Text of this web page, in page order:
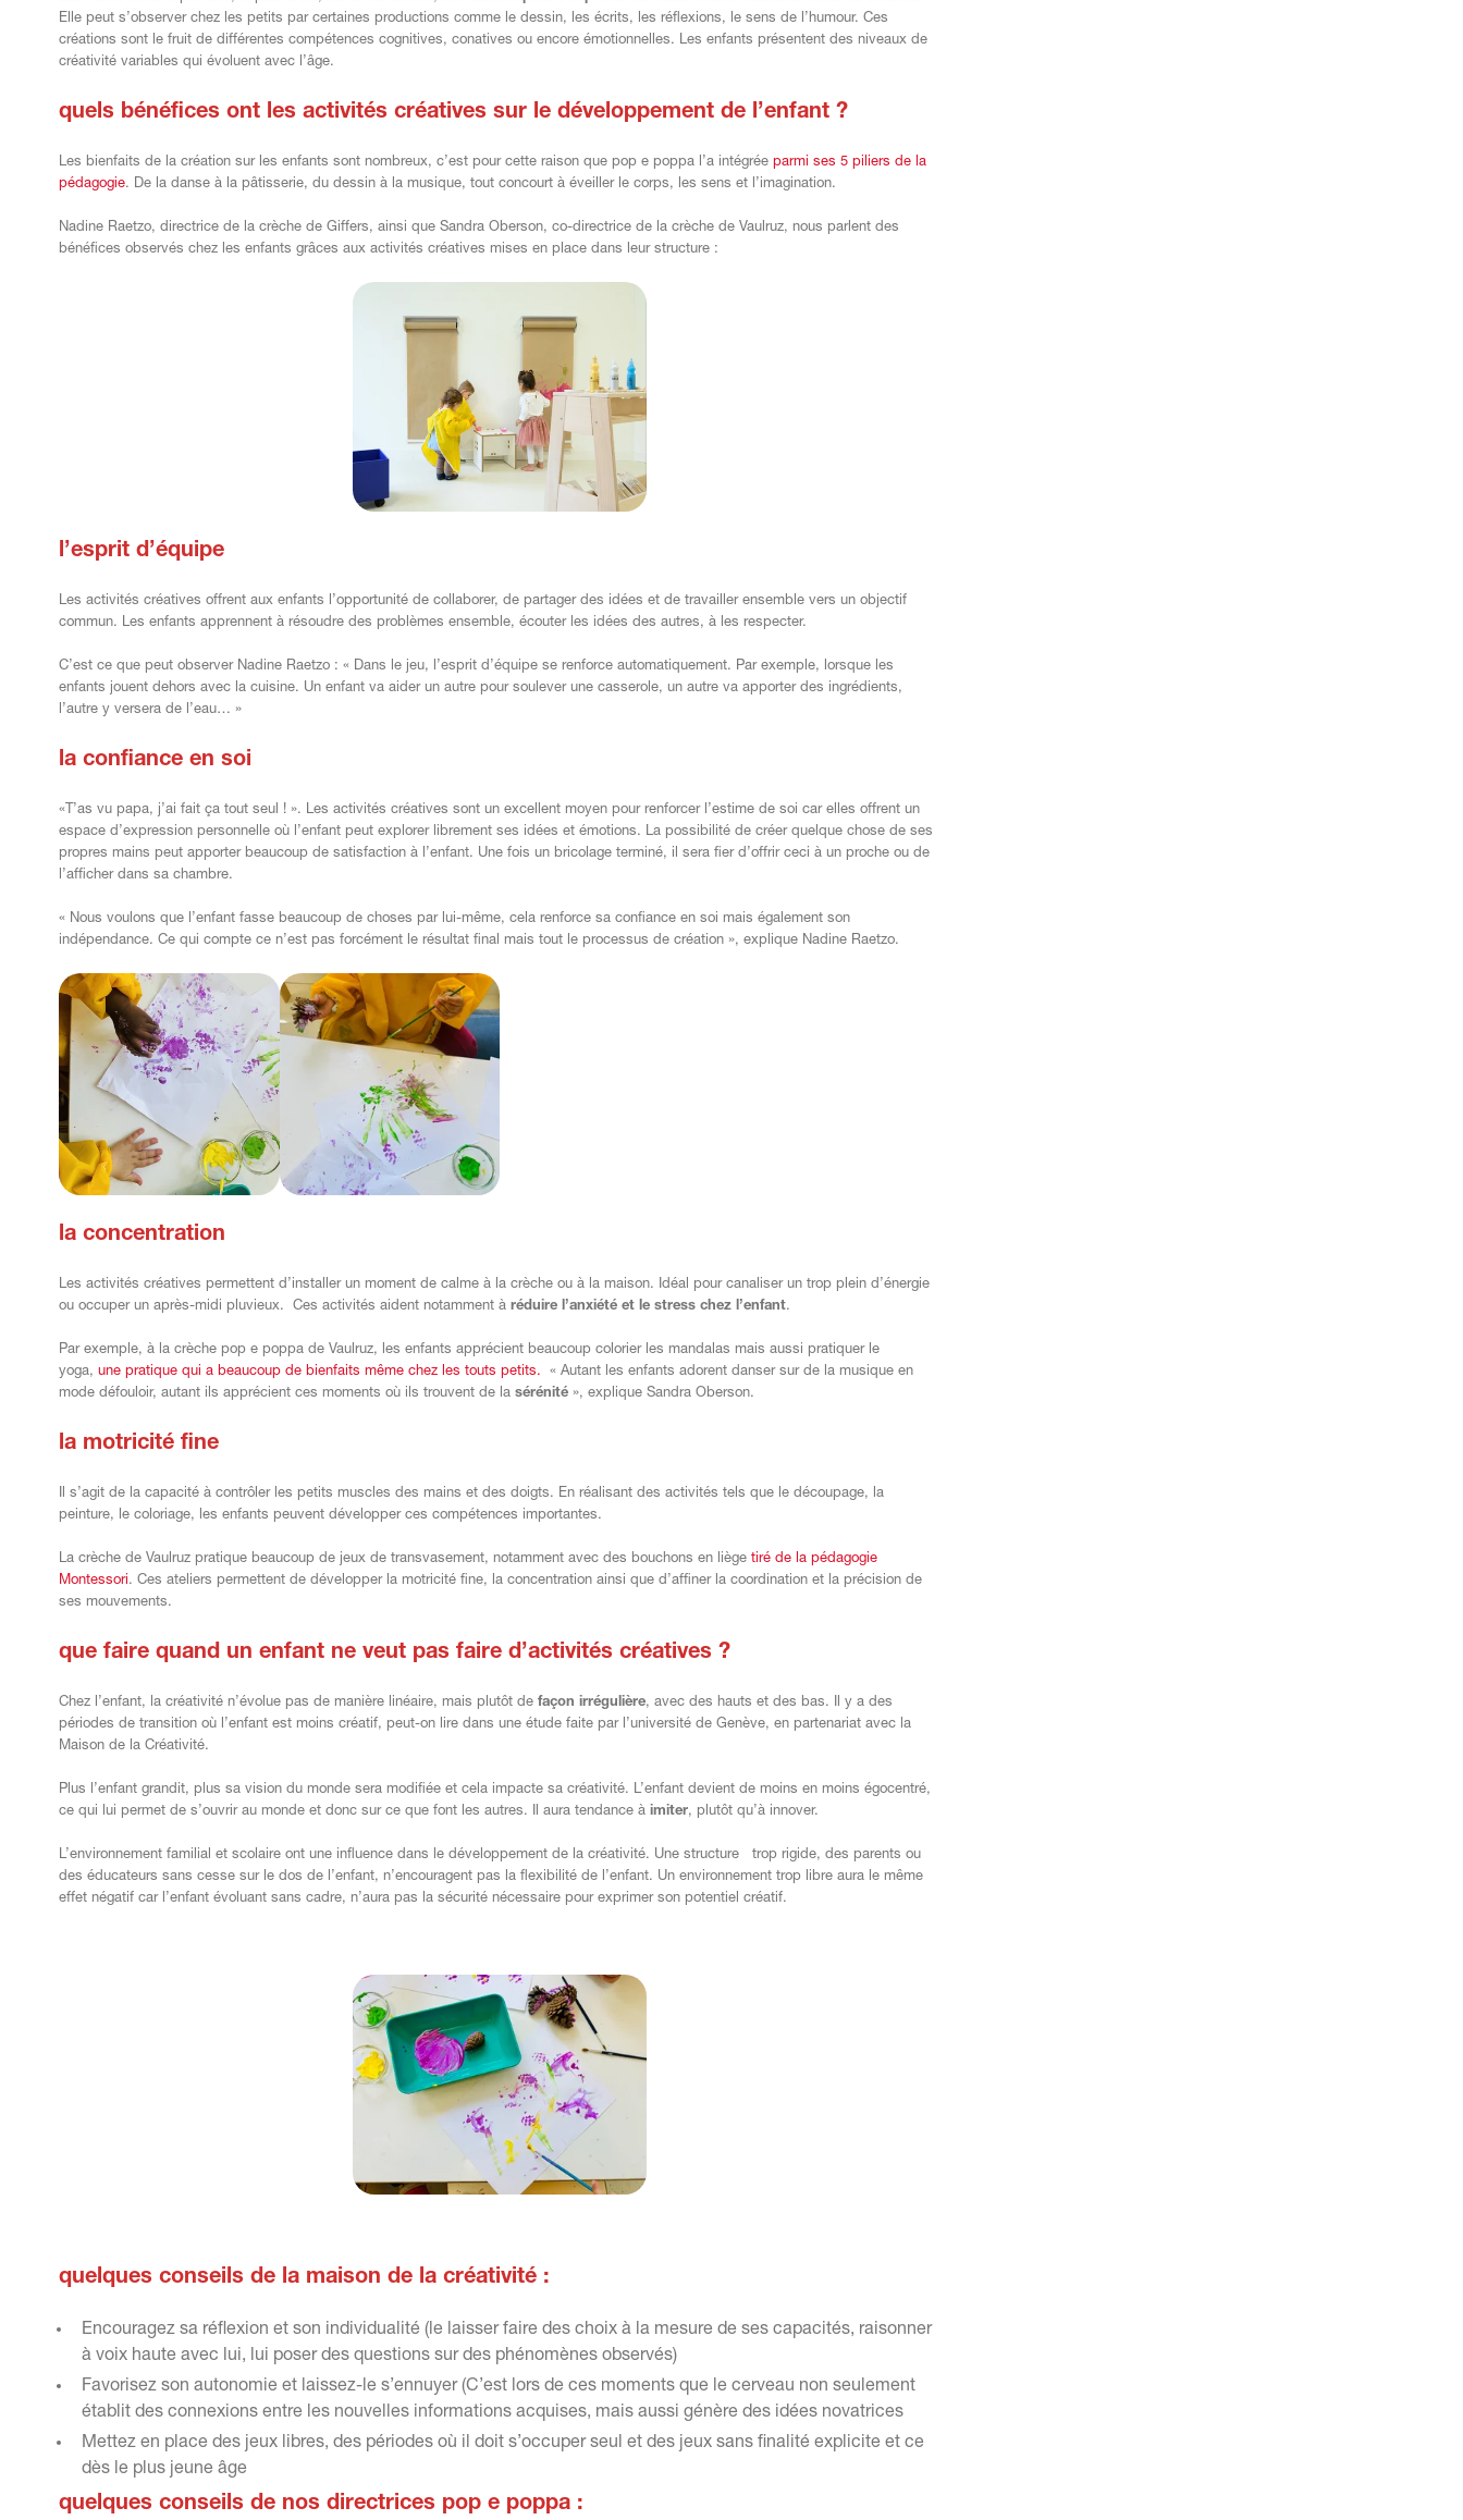
Elle peut s’observer chez les petits par certaines productions comme le dessin, les écrits, les réflexions, le sens de l’humour. Ces
créations sont le fruit de différentes compétences cognitives, conatives ou encore émotionnelles. Les enfants présentent des niveaux de
créativité variables qui évoluent avec l’âge.
quels bénéfices ont les activités créatives sur le développement de l’enfant ?
Les bienfaits de la création sur les enfants sont nombreux, c’est pour cette raison que pop e poppa l’a intégrée parmi ses 5 piliers de la
pédagogie. De la danse à la pâtisserie, du dessin à la musique, tout concourt à éveiller le corps, les sens et l’imagination.
Nadine Raetzo, directrice de la crèche de Giffers, ainsi que Sandra Oberson, co-directrice de la crèche de Vaulruz, nous parlent des
bénéfices observés chez les enfants grâces aux activités créatives mises en place dans leur structure :
l’esprit d’équipe
Les activités créatives offrent aux enfants l’opportunité de collaborer, de partager des idées et de travailler ensemble vers un objectif
commun. Les enfants apprennent à résoudre des problèmes ensemble, écouter les idées des autres, à les respecter.
C’est ce que peut observer Nadine Raetzo : « Dans le jeu, l’esprit d’équipe se renforce automatiquement. Par exemple, lorsque les
enfants jouent dehors avec la cuisine. Un enfant va aider un autre pour soulever une casserole, un autre va apporter des ingrédients,
l’autre y versera de l’eau… »
la confiance en soi
«T’as vu papa, j’ai fait ça tout seul ! ». Les activités créatives sont un excellent moyen pour renforcer l’estime de soi car elles offrent un
espace d’expression personnelle où l’enfant peut explorer librement ses idées et émotions. La possibilité de créer quelque chose de ses
propres mains peut apporter beaucoup de satisfaction à l’enfant. Une fois un bricolage terminé, il sera fier d’offrir ceci à un proche ou de
l’afficher dans sa chambre.
« Nous voulons que l’enfant fasse beaucoup de choses par lui-même, cela renforce sa confiance en soi mais également son
indépendance. Ce qui compte ce n’est pas forcément le résultat final mais tout le processus de création », explique Nadine Raetzo.
la concentration
Les activités créatives permettent d’installer un moment de calme à la crèche ou à la maison. Idéal pour canaliser un trop plein d’énergie
ou occuper un après-midi pluvieux. Ces activités aident notamment à réduire l’anxiété et le stress chez l’enfant.
Par exemple, à la crèche pop e poppa de Vaulruz, les enfants apprécient beaucoup colorier les mandalas mais aussi pratiquer le
yoga, une pratique qui a beaucoup de bienfaits même chez les touts petits.
« Autant les enfants adorent danser sur de la musique en
mode défouloir, autant ils apprécient ces moments où ils trouvent de la sérénité», explique Sandra Oberson.
la motricité fine
Il s’agit de la capacité à contrôler les petits muscles des mains et des doigts. En réalisant des activités tels que le découpage, la
peinture, le coloriage, les enfants peuvent développer ces compétences importantes.
La crèche de Vaulruz pratique beaucoup de jeux de transvasement, notamment avec des bouchons en liège tiré de la pédagogie
Montessori. Ces ateliers permettent de développer la motricité fine, la concentration ainsi que d’affiner la coordination et la précision de
ses mouvements.
que faire quand un enfant ne veut pas faire d’activités créatives ?
Chez l’enfant, la créativité n’évolue pas de manière linéaire, mais plutôt de façon irrégulière, avec des hauts et des bas. Il y a des
périodes de transition où l’enfant est moins créatif, peut-on lire dans une étude faite par l’université de Genève, en partenariat avec la
Maison de la Créativité.
Plus l’enfant grandit, plus sa vision du monde sera modifiée et cela impacte sa créativité. L’enfant devient de moins en moins égocentré,
ce qui lui permet de s’ouvrir au monde et donc sur ce que font les autres. Il aura tendance à imiter, plutôt qu’à innover.
L’environnement familial et scolaire ont une influence dans le développement de la créativité. Une structure trop rigide, des parents ou
des éducateurs sans cesse sur le dos de l’enfant, n’encouragent pas la flexibilité de l’enfant. Un environnement trop libre aura le même
effet négatif car l’enfant évoluant sans cadre, n’aura pas la sécurité nécessaire pour exprimer son potentiel créatif.
quelques conseils de la maison de la créativité :
Encouragez sa réflexion et son individualité (le laisser faire des choix à la mesure de ses capacités, raisonner
à voix haute avec lui, lui poser des questions sur des phénomènes observés)
Favorisez son autonomie et laissez-le s’ennuyer (C’est lors de ces moments que le cerveau non seulement
établit des connexions entre les nouvelles informations acquises, mais aussi génère des idées novatrices
Mettez en place des jeux libres, des périodes où il doit s’occuper seul et des jeux sans finalité explicite et ce
dès le plus jeune âge
quelques conseils de nos directrices pop e poppa :